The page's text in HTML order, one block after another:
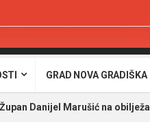
GRAD NOVA GRADIŠKA
Župan Danijel Marušić na